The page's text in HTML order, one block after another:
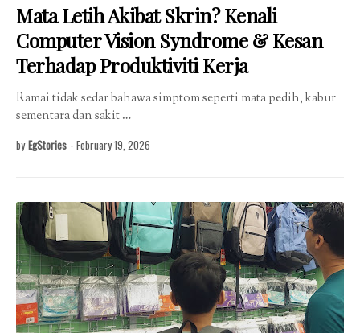
Mata Letih Akibat Skrin? Kenali
Computer Vision Syndrome & Kesan
Terhadap Produktiviti Kerja
Ramai tidak sedar bahawa simptom seperti mata pedih, kabur
sementara dan sakit …
by EgStories - February 19, 2026